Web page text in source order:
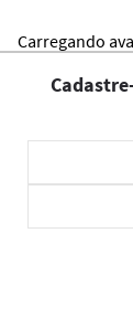
Carregando